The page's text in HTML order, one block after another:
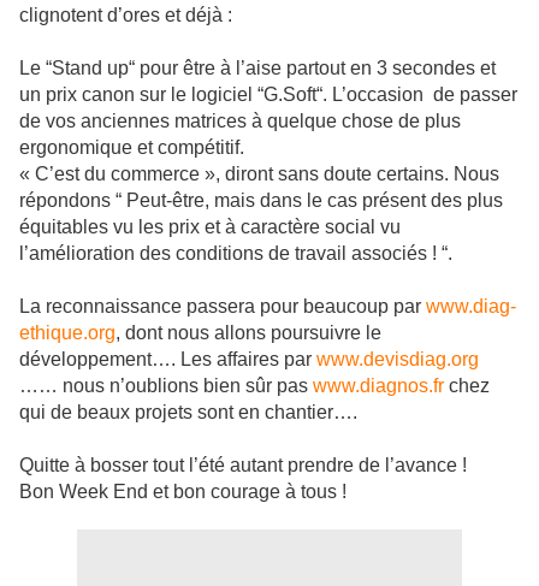
clignotent d’ores et déjà :
Le “Stand up“ pour être à l’aise partout en 3 secondes et
un prix canon sur le logiciel “G.Soft“. L’occasion de passer
de vos anciennes matrices à quelque chose de plus
ergonomique et compétitif.
« C’est du commerce », diront sans doute certains. Nous
répondons “ Peut-être, mais dans le cas présent des plus
équitables vu les prix et à caractère social vu
l’amélioration des conditions de travail associés ! “.
La reconnaissance passera pour beaucoup par www.diag-
ethique.org, dont nous allons poursuivre le
développement…. Les affaires par www.devisdiag.org
…… nous n’oublions bien sûr pas www.diagnos.fr chez
qui de beaux projets sont en chantier….
Quitte à bosser tout l’été autant prendre de l’avance !
Bon Week End et bon courage à tous !